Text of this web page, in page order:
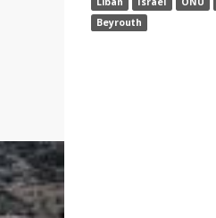
Beyrouth